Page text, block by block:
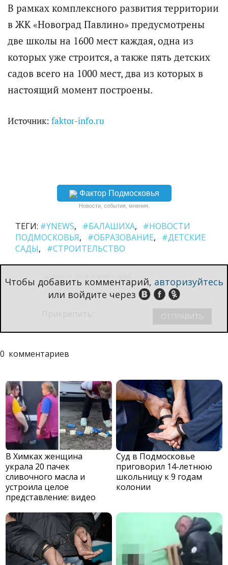
В рамках комплексного развития территории
в ЖК «Новоград Павлино» предусмотрены
две школы на 1600 мест каждая, одна из
которых уже строится, а также пять детских
садов всего на 1000 мест, два из которых в
настоящий момент построены.
Источник: faktor-info.ru
Фактор Подмосковья
Новости, события, мнения.
ТЕГИ: #YNEWS #БАЛАШИХА
#НОВОСТИ
ПОДМОСКОВЬЯ
#ОБРАЗОВАНИЕ
#ДЕТСКИЕ
САДЫ
#СТРОИТЕЛЬСТВО
Чтобы добавить комментарий, авторизуйтесь
или войдите через
0 комментариев
В Химках женщина
украла 20 пачек
сливочного масла и
устроила целое
представление: видео
Суд в Подмосковье
приговорил 14-летнюю
школьницу к 9 годам
колонии